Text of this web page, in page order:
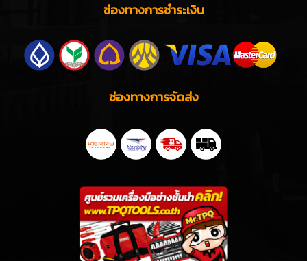
ช่องทางการชำระเงิน
ช่องทางการจัดส่ง